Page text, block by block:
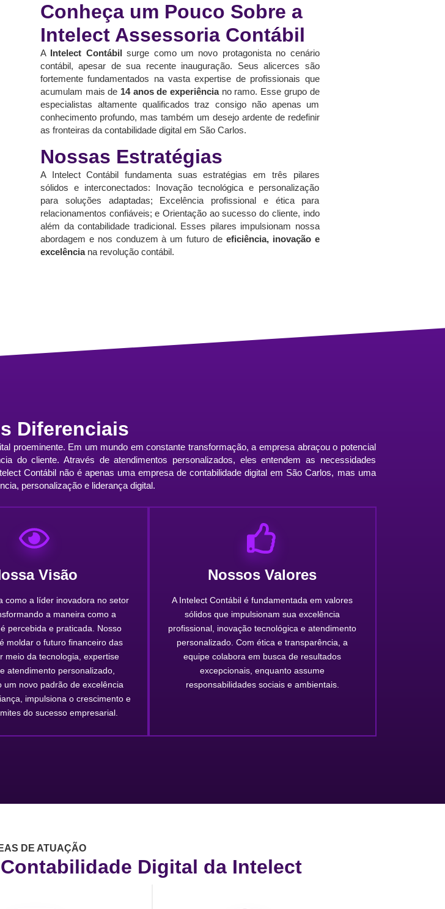
Conheça um Pouco Sobre a
Intelect Assessoria Contábil
A Intelect Contábil surge como um novo protagonista no cenário
contábil, apesar de sua recente inauguração. Seus alicerces são
fortemente fundamentados na vasta expertise de profissionais que
acumulam mais de 14 anos de experiênciano ramo. Esse grupo de
especialistas altamente qualificados traz consigo não apenas um
conhecimento profundo, mas também um desejo ardente de redefinir
as fronteiras da contabilidade digital em São Carlos.
Nossas Estratégias
A Intelect Contábil fundamenta suas estratégias em três pilares
sólidos e interconectados: Inovação tecnológica e personalização
para soluções adaptadas; Excelência profissional e ética para
relacionamentos confiáveis; e Orientação ao sucesso do cliente, indo
além da contabilidade tradicional. Esses pilares impulsionam nossa
abordagem e nos conduzem à um futuro de eficiência, inovação e
excelênciana revolução contábil.
Diferenciais
proeminente. Em um mundo em constante transformação, a empresa abraçou o potencial
do cliente. Através de atendimentos personalizados, eles entendem as necessidades
Contábil não é apenas uma empresa de contabilidade digital em São Carlos, mas uma
personalização e liderança digital.
Visão
como a líder inovadora no setor
a maneira como a
percebida e praticada. Nosso
moldar o futuro financeiro das
meio da tecnologia, expertise
atendimento personalizado,
um novo padrão de excelência
impulsiona o crescimento e
do sucesso empresarial.
Nossos Valores
A Intelect Contábil é fundamentada em valores
sólidos que impulsionam sua excelência
profissional, inovação tecnológica e atendimento
personalizado. Com ética e transparência, a
equipe colabora em busca de resultados
excepcionais, enquanto assume
responsabilidades sociais e ambientais.
DE ATUAÇÃO
Digital da Intelect